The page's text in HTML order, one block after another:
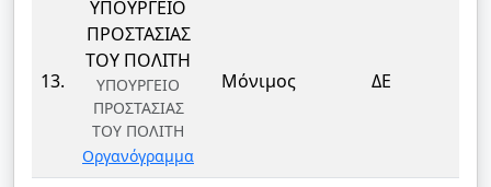
13.
ΥΠΟΥΡΓΕΙΟ
ΠΡΟΣΤΑΣΙΑΣ
ΤΟΥ ΠΟΛΙΤΗ
ΥΠΟΥΡΓΕΙΟ
ΠΡΟΣΤΑΣΙΑΣ
ΤΟΥ ΠΟΛΙΤΗ
Οργανόγραμμα
Μόνιμος ΔΕ